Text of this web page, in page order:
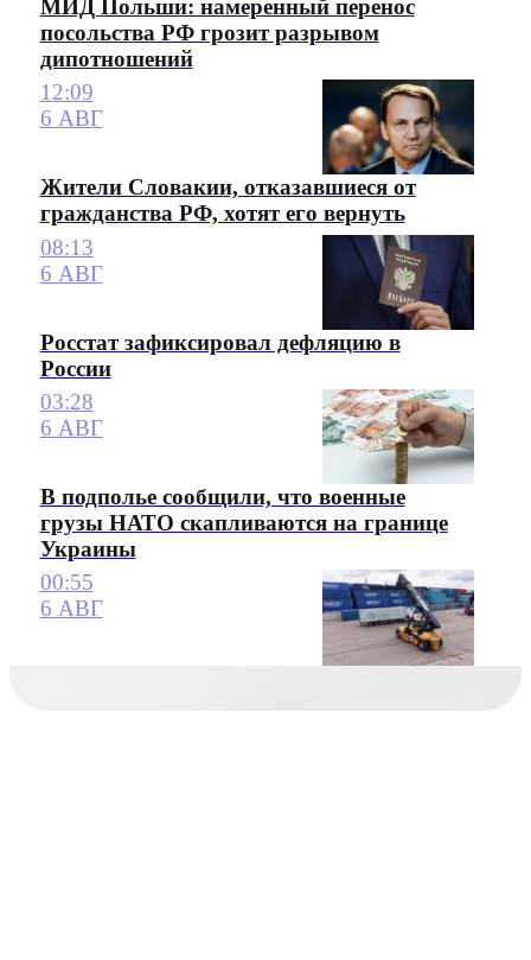
МИД Польши: намеренный перенос
посольства РФ грозит разрывом
дипотношений
12:09
6 АВГ
Жители Словакии, отказавшиеся от
гражданства РФ, хотят его вернуть
08:13
6 АВГ
Росстат зафиксировал дефляцию в
России
03:28
6 АВГ
В подполье сообщили, что военные
грузы НАТО скапливаются на границе
Украины
00:55
6 АВГ